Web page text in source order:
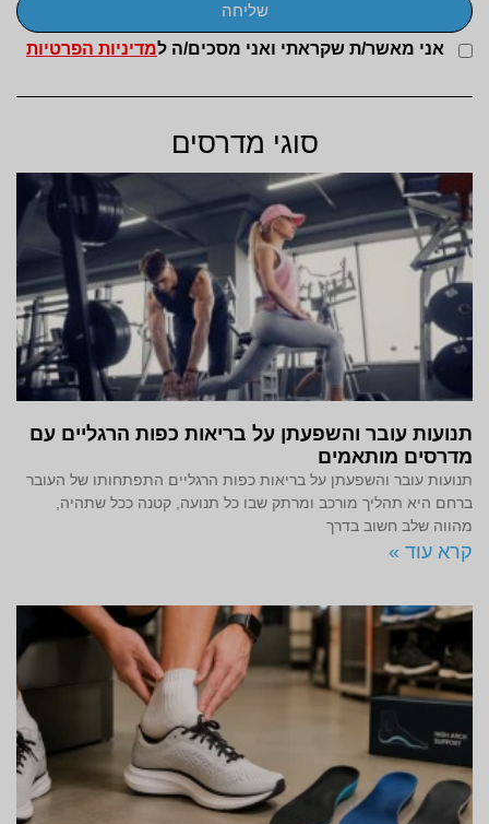
אני מאשר/ת שקראתי ואני מסכים/ה למדיניות הפרטיות
שליחה
סוגי מדרסים
תנועות עובר והשפעתן על בריאות כפות הרגליים עם
מדרסים מותאמים
תנועות עובר והשפעתן על בריאות כפות הרגליים התפתחותו של העובר
ברחם היא תהליך מורכב ומרתק שבו כל תנועה, קטנה ככל שתהיה,
מהווה שלב חשוב בדרך
קרא עוד »